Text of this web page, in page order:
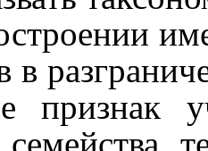
в
признак